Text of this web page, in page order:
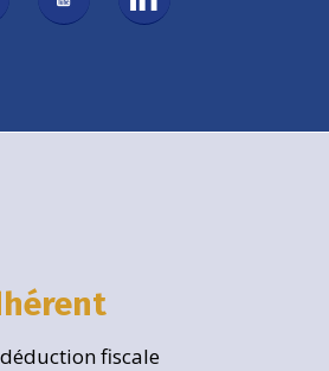
fiscale